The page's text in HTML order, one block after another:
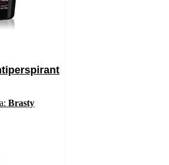
Brasty